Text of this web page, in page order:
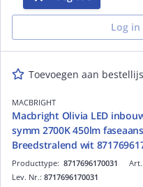
Log
Toevoegen aan
MACBRIGHT
Macbright Olivia LED
symm 2700K 450lm
Breedstralend wit
Producttype: 8717696170031
Lev. Nr.: 8717696170031